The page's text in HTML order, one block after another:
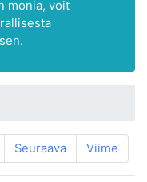
monia, voit
Seuraava Viime